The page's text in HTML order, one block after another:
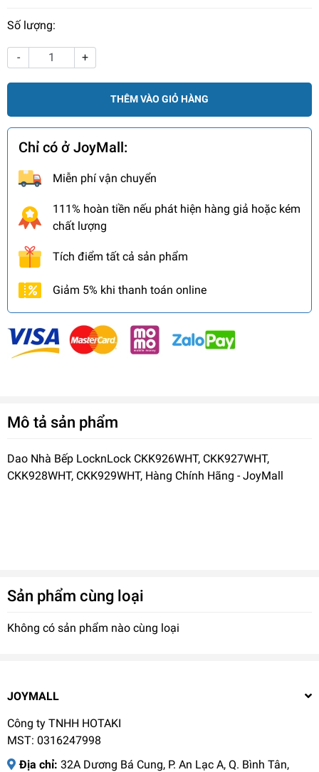
Số lượng:
- +
THÊM VÀO GIỎ HÀNG
Chỉ có ở JoyMall:
Miễn phí vận chuyển
111% hoàn tiền nếu phát hiện hàng giả hoặc kém
chất lượng
Tích điểm tất cả sản phẩm
Giảm 5% khi thanh toán online
Mô tả sản phẩm
Dao Nhà Bếp LocknLock CKK926WHT, CKK927WHT,
CKK928WHT, CKK929WHT, Hàng Chính Hãng - JoyMall
Sản phẩm cùng loại
Không có sản phẩm nào cùng loại
JOYMALL
Công ty TNHH HOTAKI
MST: 0316247998
Địa chỉ: 32A Dương Bá Cung, P. An Lạc A, Q. Bình Tân,